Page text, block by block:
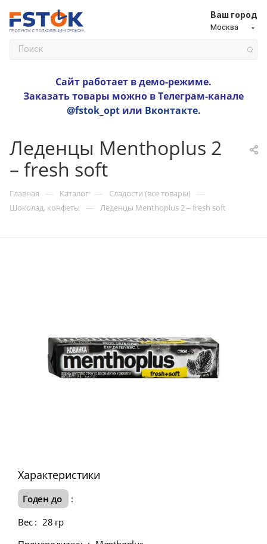
Ваш город
Москва
Сайт работает в демо-режиме.
Заказать товары можно в Телеграм-канале
@fstok_optили Вконтакте.
Леденцы Menthoplus 2
– fresh soft
Главная — Каталог — Сладости (все товары) —
Шоколад, конфеты — Леденцы Menthoplus 2 – fresh soft
Характеристики
Годен до
:
Вес : 28 гр